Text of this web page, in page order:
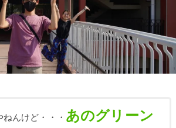
ねんけど・・・ あのグリーン